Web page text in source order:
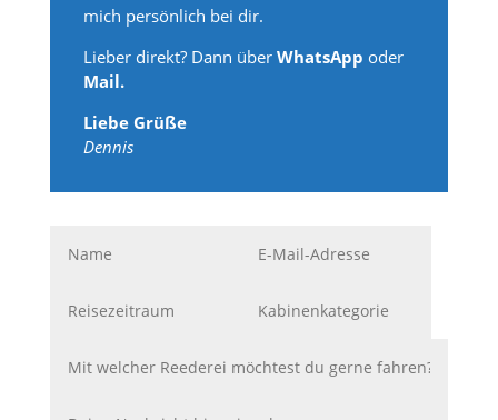
mich persönlich bei dir.
Lieber direkt? Dann überWhatsApp oder
Mail.
Liebe Grüße
Dennis